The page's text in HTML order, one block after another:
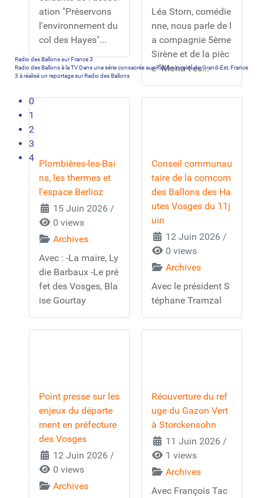
Radio des Ballons sur France 3
Radio des Ballons à la TV Dans une série consacrée aux Radios locales du Grand-Est, France
3 à réalisé un reportage sur Radio des Ballons
0
1
2
3
4
ation "Préservons
l'environnement du
col des Hayes"...
Léa Storn, comédie
nne, nous parle de l
a compagnie 5ème
Sirène et de la pièc
e "Mona t'es...
Plombières-les-Bai
ns, les thermes et
l'espace Berlioz
15 Juin 2026 /
0 views
Archives
Avec : -La maire, Ly
die Barbaux -Le pré
fet des Vosges, Bla
ise Gourtay
Conseil communau
taire de la comcom
des Ballons des Ha
utes Vosges du 11j
uin
12 Juin 2026 /
0 views
Archives
Avec le président S
téphane Tramzal
Point presse sur les
enjeux du départe
ment en préfecture
des Vosges
12 Juin 2026 /
0 views
Archives
Réouverture du ref
uge du Gazon Vert
à Storckensohn
11 Juin 2026 /
1 views
Archives
Avec François Tac